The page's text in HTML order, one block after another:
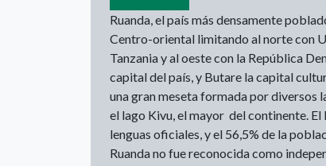
Ruanda, el país más densamente
Centro-oriental limitando al norte con
Tanzania y al oeste con la República
capital del país, y Butare la capital
una gran meseta formada por diversos
el lago Kivu, el mayor del continente. El
lenguas oficiales, y el 56,5% de la
Ruanda no fue reconocida como